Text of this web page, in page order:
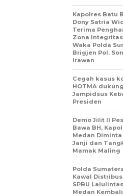
Kapolres Batu
Dony Satria
Terima
Zona
Waka Polda
Brigjen Pol.
Irawan
Cegah kasus
HOTMA
Jampidsus
Presiden
Demo Jilit II
Bawa BH,
Medan
Janji dan
Mamak Maling
Polda
Kawal
SPBU
Medan